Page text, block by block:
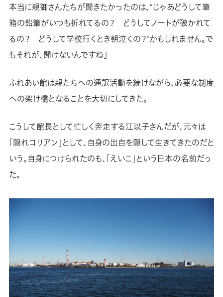
本当に親御さんたちが聞きたかったのは、“じゃあどうして筆
箱の鉛筆がいつも折れてるの？ どうしてノートが破かれて
るの？ どうして学校行くとき朝泣くの？”かもしれません。で
もそれが、聞けないんですね」
ふれあい館は親たちへの通訳活動を続けながら、必要な制度
への架け橋となることを大切にしてきた。
こうして館長として忙しく奔走する江以子さんだが、元々は
「隠れコリアン」として、自身の出自を隠して生きてきたのだと
いう。自身につけられたのも、「えいこ」という日本の名前だっ
た。